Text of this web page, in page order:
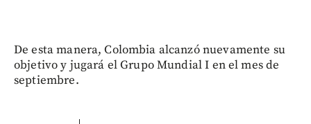
De esta manera, Colombia alcanzó nuevamente su
objetivo y jugará el Grupo Mundial I en el mes de
septiembre.